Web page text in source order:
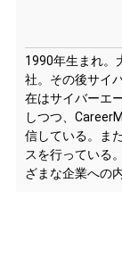
1990年生まれ。
社。その後サイ
在はサイバーエ
しつつ、
信している。ま
スを行っている
ざまな企業への